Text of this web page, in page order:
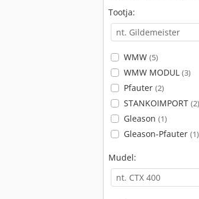
Tootja:
WMW (5)
WMW MODUL (3)
Pfauter (2)
STANKOIMPORT (2)
Gleason (1)
Gleason-Pfauter (1)
Mudel: